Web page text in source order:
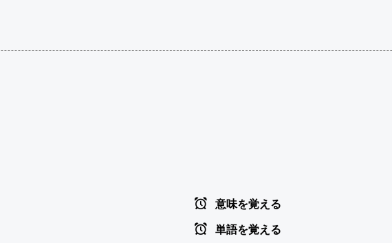
意味を覚える
単語を覚える